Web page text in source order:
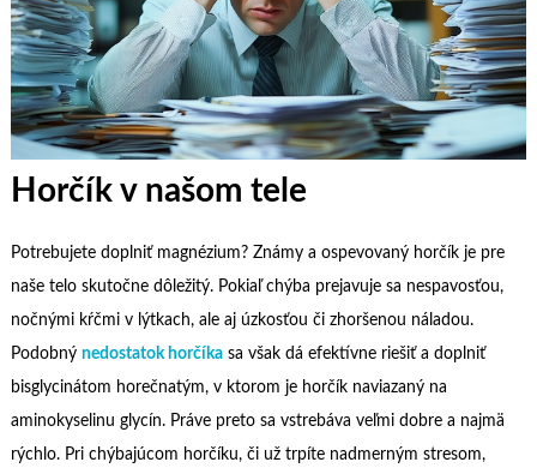
Horčík v našom tele
Potrebujete doplniť magnézium? Známy a ospevovaný horčík je pre
naše telo skutočne dôležitý. Pokiaľ chýba prejavuje sa nespavosťou,
nočnými kŕčmi v lýtkach, ale aj úzkosťou či zhoršenou náladou.
Podobný nedostatok horčíkasa však dá efektívne riešiť a doplniť
bisglycinátom horečnatým, v ktorom je horčík naviazaný na
aminokyselinu glycín. Práve preto sa vstrebáva veľmi dobre a najmä
rýchlo. Pri chýbajúcom horčíku, či už trpíte nadmerným stresom,